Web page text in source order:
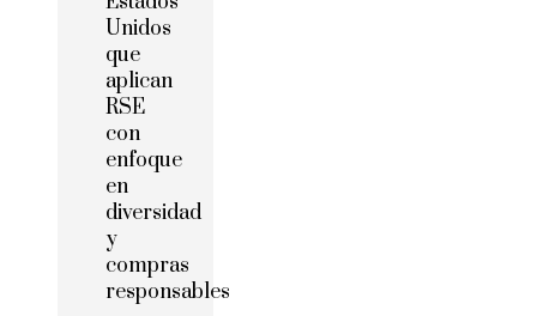
Unidos
que
aplican
RSE
con
enfoque
en
diversidad
y
compras
responsables